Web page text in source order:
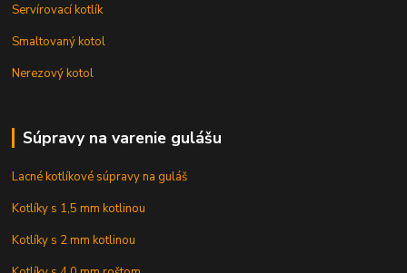
Servírovací kotlík
Smaltovaný kotol
Nerezový kotol
Súpravy na varenie gulášu
Lacné kotlíkové súpravy na guláš
Kotlíky s 1,5 mm kotlinou
Kotlíky s 2 mm kotlinou